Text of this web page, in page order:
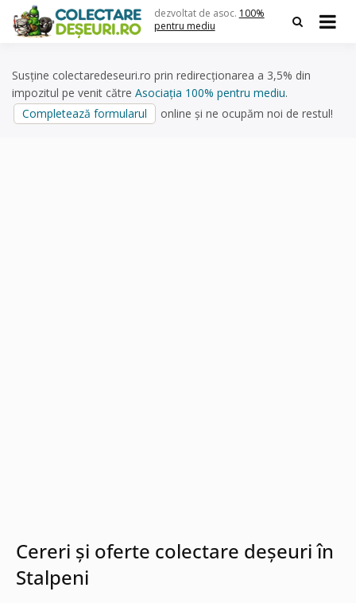
content
dezvoltat de asoc. 100%
pentru mediu
Susține colectaredeseuri.ro prin redirecționarea a 3,5% din
impozitul pe venit către Asociația 100% pentru mediu.
Completează formularul
online și ne ocupăm noi de restul!
Cereri și oferte colectare deșeuri în
Stalpeni